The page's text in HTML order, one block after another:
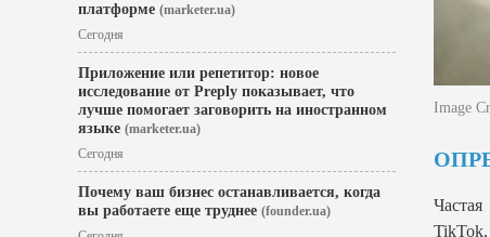
платформе (marketer.ua)
Сегодня
Приложение или репетитор: новое
исследование от Preply показывает, что
лучше помогает заговорить на иностранном
языке (marketer.ua)
Сегодня
Почему ваш бизнес останавливается, когда
вы работаете еще труднее (founder.ua)
Image